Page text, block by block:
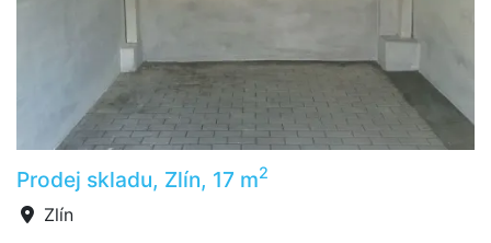
Prodej skladu, Zlín, 17 m2
Zlín